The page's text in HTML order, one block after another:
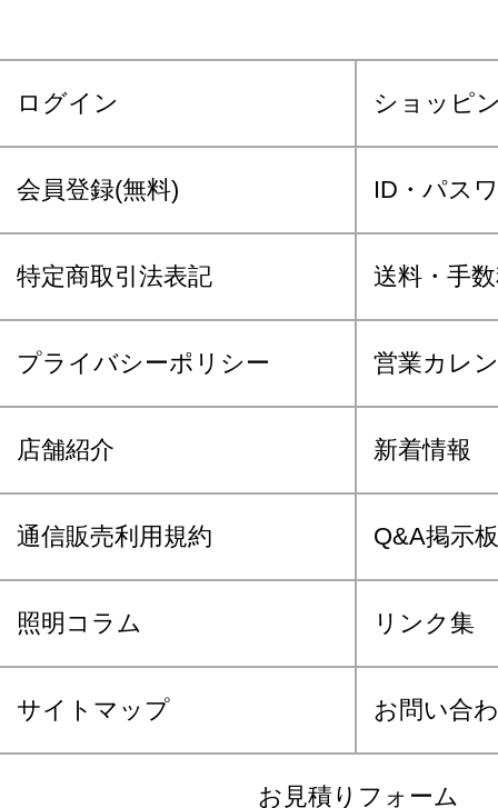
ログイン ショッピ
会員登録(無料) ID・パス
特定商取引法表記 送料・手
プライバシーポリシー 営業カレ
店舗紹介 新着情報
通信販売利用規約 Q&A掲示板
照明コラム リンク集
サイトマップ お問い合
お見積りフォーム